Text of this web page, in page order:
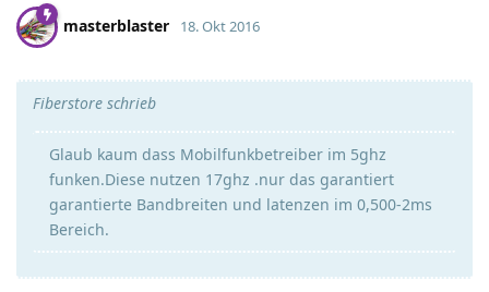
masterblaster 18. Okt 2016
Fiberstore schrieb
Glaub kaum dass Mobilfunkbetreiber im 5ghz
funken.Diese nutzen 17ghz .nur das garantiert
garantierte Bandbreiten und latenzen im 0,500-2ms
Bereich.